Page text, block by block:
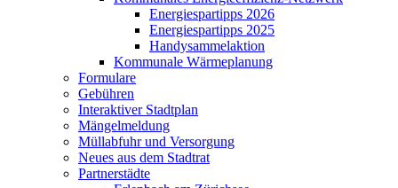
Energiespartipps 2026
Energiespartipps 2025
Handysammelaktion
Kommunale Wärmeplanung
Formulare
Gebühren
Interaktiver Stadtplan
Mängelmeldung
Müllabfuhr und Versorgung
Neues aus dem Stadtrat
Partnerstädte